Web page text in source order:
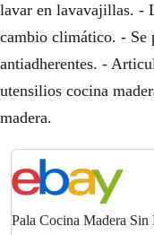
lavar en lavavajillas. -
cambio climático. - Se
antiadherentes. -
utensilios cocina
madera.
Pala Cocina Madera